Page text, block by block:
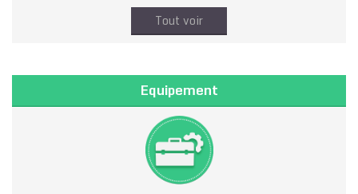
Tout voir
Equipement